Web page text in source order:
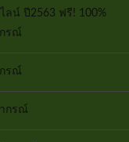
ลน์ ปี2563 ฟรี! 100%
รณ์
รณ์
กรณ์